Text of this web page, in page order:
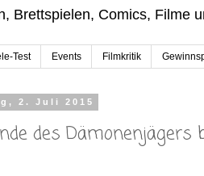
Brettspielen, Comics, Filme
Test Events Filmkritik
2. Juli 2015
des